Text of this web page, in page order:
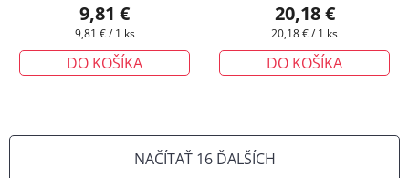
9,81 €
Jednotková
cena:
9,81 € / 1 ks
DO KOŠÍKA
20,18 €
Jednotková
cena:
20,18 € / 1 ks
DO KOŠÍKA
NAČÍTAŤ 16 ĎALŠÍCH